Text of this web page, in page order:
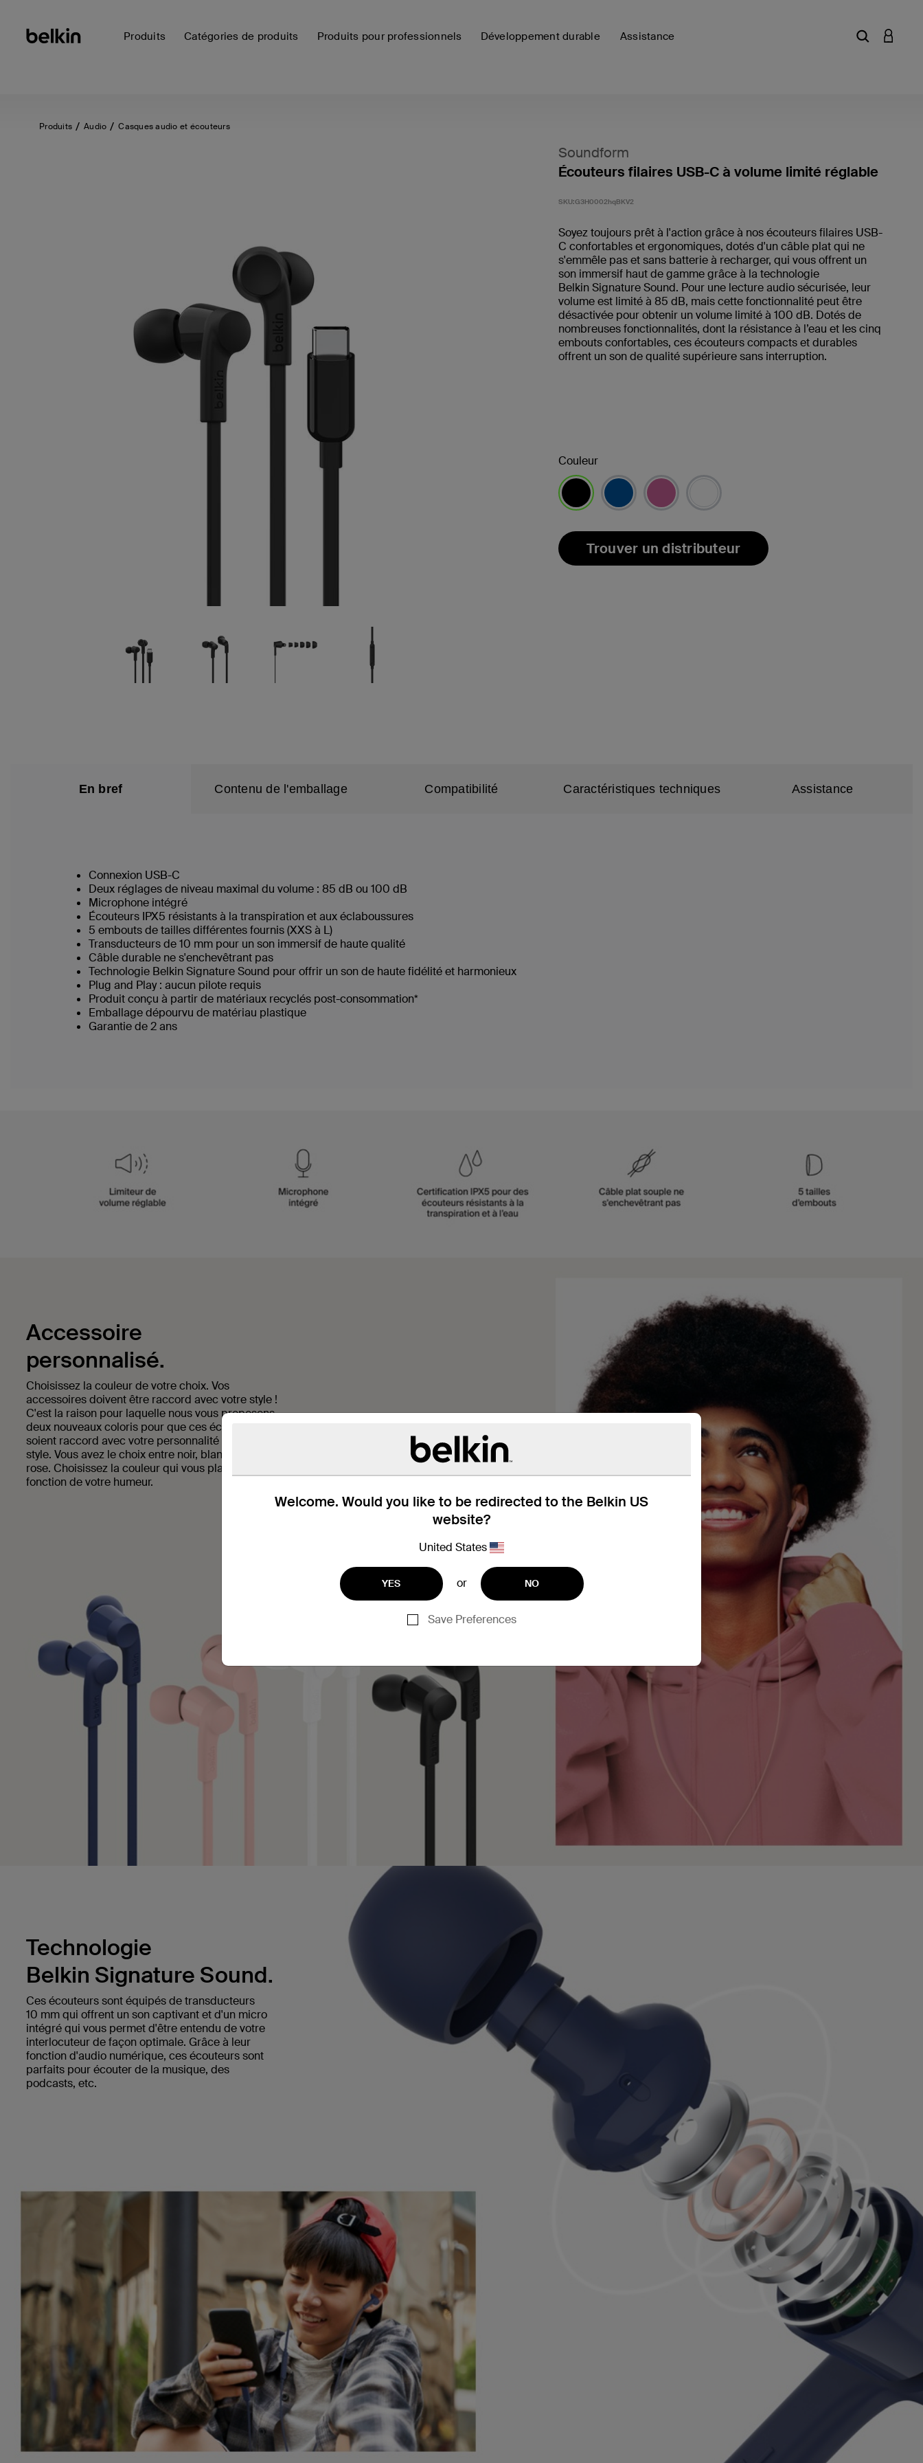
Produits Catégories de produits Produits pour professionnels Développement durable Assistance Saisir un
Welcome. Would you like to be redirected to the Belkin US
website?
United States
YES or NO
Save Preferences
Produits Audio Casques audio et écouteurs
Soundform
Écouteurs filaires USB-C à volume limité réglable
SKU:G3H0002hqBKV2
Soyez toujours prêt à l'action grâce à nos écouteurs filaires USB-
C confortables et ergonomiques, dotés d'un câble plat qui ne
s'emmêle pas et sans batterie à recharger, qui vous offrent un
son immersif haut de gamme grâce à la technologie
Belkin Signature Sound. Pour une lecture audio sécurisée, leur
volume est limité à 85 dB, mais cette fonctionnalité peut être
désactivée pour obtenir un volume limité à 100 dB. Dotés de
nombreuses fonctionnalités, dont la résistance à l’eau et les cinq
embouts confortables, ces écouteurs compacts et durables
offrent un son de qualité supérieure sans interruption.
Couleur
Trouver un distributeur
En bref Contenu de l'emballage Compatibilité Caractéristiques techniques Assistance
Connexion USB-C
Deux réglages de niveau maximal du volume : 85 dB ou 100 dB
Microphone intégré
Écouteurs IPX5 résistants à la transpiration et aux éclaboussures
5 embouts de tailles différentes fournis (XXS à L)
Transducteurs de 10 mm pour un son immersif de haute qualité
Câble durable ne s'enchevêtrant pas
Technologie Belkin Signature Sound pour offrir un son de haute fidélité et harmonieux
Plug and Play : aucun pilote requis
Produit conçu à partir de matériaux recyclés post-consommation*
Emballage dépourvu de matériau plastique
Garantie de 2 ans
Accessoire
personnalisé.
Choisissez la couleur de votre choix. Vos
accessoires doivent être raccord avec votre style !
C'est la raison pour laquelle nous vous proposons
deux nouveaux coloris pour que ces écouteurs
soient raccord avec votre personnalité et votre
style. Vous avez le choix entre noir, blanc, bleu et
rose. Choisissez la couleur qui vous plaît en
fonction de votre humeur.
Technologie
Belkin Signature Sound.
Ces écouteurs sont équipés de transducteurs
10 mm qui offrent un son captivant et d'un micro
intégré qui vous permet d'être entendu de votre
interlocuteur de façon optimale. Grâce à leur
fonction d'audio numérique, ces écouteurs sont
parfaits pour écouter de la musique, des
podcasts, etc.